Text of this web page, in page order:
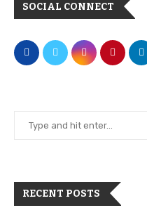
SOCIAL CONNECT
RECENT POSTS